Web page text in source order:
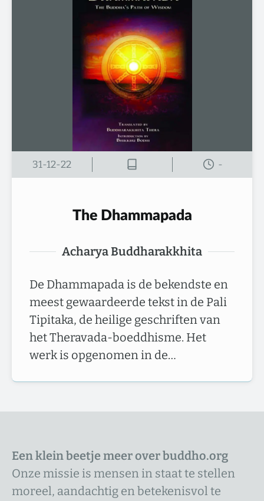
31-12-22 -
The Dhammapada
Acharya Buddharakkhita
De Dhammapada is de bekendste en
meest gewaardeerde tekst in de Pali
Tipitaka, de heilige geschriften van
het Theravada-boeddhisme. Het
werk is opgenomen in de…
Een klein beetje meer over buddho.org
Onze missie is mensen in staat te stellen
moreel, aandachtig en betekenisvol te